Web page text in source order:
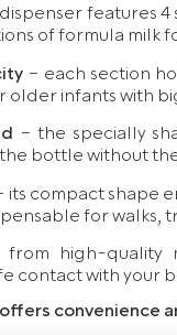
features
of formula milk
– each section
infants with
– the specially
bottle without
its compact shape
for
from high-quality
contact with your
convenience